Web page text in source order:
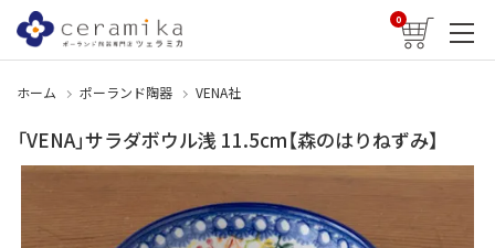
0
ホーム ポーランド陶器 VENA社
「VENA」サラダボウル浅 11.5cm【森のはりねずみ】